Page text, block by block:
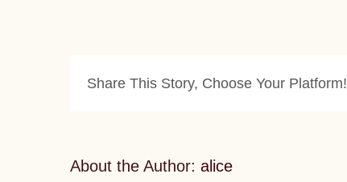
Share This Story, Choose Your Platform!
About the Author: alice